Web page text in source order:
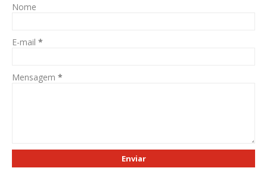
Nome
E-mail *
Mensagem *